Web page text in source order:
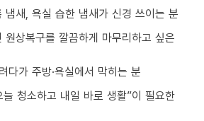
냄새, 욕실 습한 냄새가 신경 쓰이는 분
상복구를 깔끔하게 마무리하고 싶은
다가 주방·욕실에서 막히는 분
청소하고 내일 바로 생활”이 필요한